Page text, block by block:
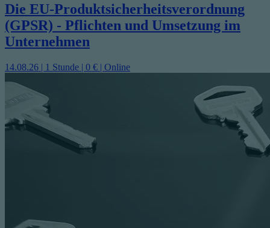
Die EU-Produktsicherheitsverordnung
(GPSR) - Pflichten und Umsetzung im
Unternehmen
14.08.26 | 1 Stunde | 0 € | Online